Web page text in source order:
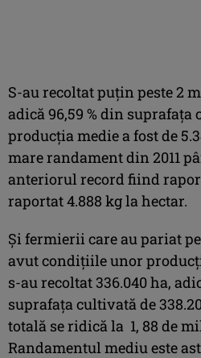
S-au recoltat puțin peste 2
adică 96,59 % din suprafața
producția medie a fost de
mare randament din 2011
anteriorul record fiind
raportat 4.888 kg la hectar.
Și fermierii care au pariat
avut condițiile unor
s-au recoltat 336.040 ha,
suprafața cultivată de
totală se ridică la 1, 88 de
Randamentul mediu este